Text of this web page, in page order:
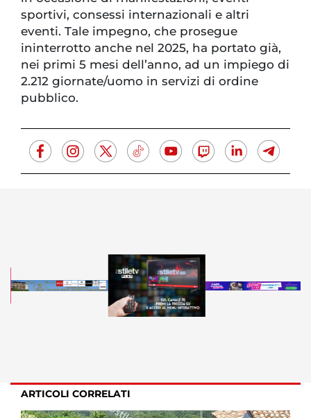
sportivi, consessi internazionali e altri
eventi. Tale impegno, che prosegue
ininterrotto anche nel 2025, ha portato già,
nei primi 5 mesi dell’anno, ad un impiego di
2.212 giornate/uomo in servizi di ordine
pubblico.
ARTICOLI CORRELATI